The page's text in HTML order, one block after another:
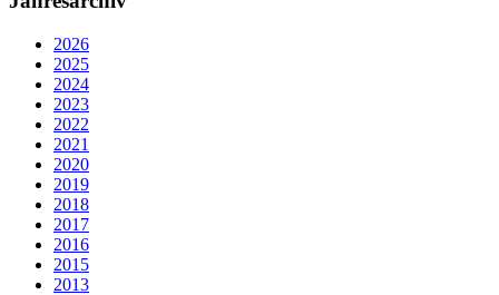
2026
2025
2024
2023
2022
2021
2020
2019
2018
2017
2016
2015
2013